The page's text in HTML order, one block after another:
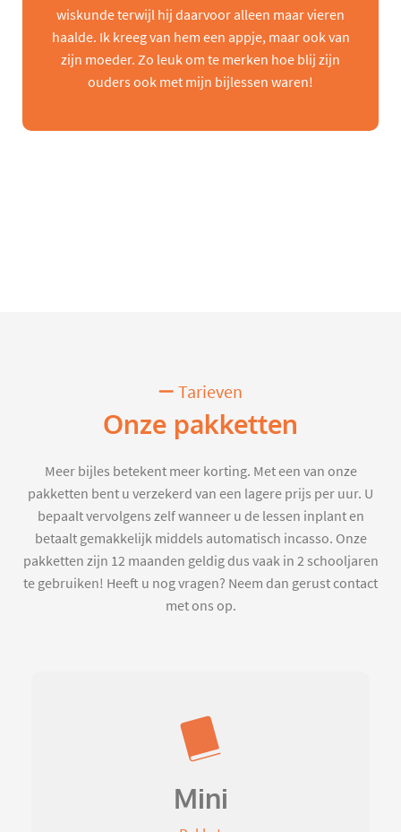
wiskunde terwijl hij daarvoor alleen maar vieren
haalde. Ik kreeg van hem een appje, maar ook van
zijn moeder. Zo leuk om te merken hoe blij zijn
ouders ook met mijn bijlessen waren!
Tarieven
Onze pakketten
Meer bijles betekent meer korting. Met een van onze
pakketten bent u verzekerd van een lagere prijs per uur. U
bepaalt vervolgens zelf wanneer u de lessen inplant en
betaalt gemakkelijk middels automatisch incasso. Onze
pakketten zijn 12 maanden geldig dus vaak in 2 schooljaren
te gebruiken! Heeft u nog vragen? Neem dan gerust contact
met ons op.
Mini